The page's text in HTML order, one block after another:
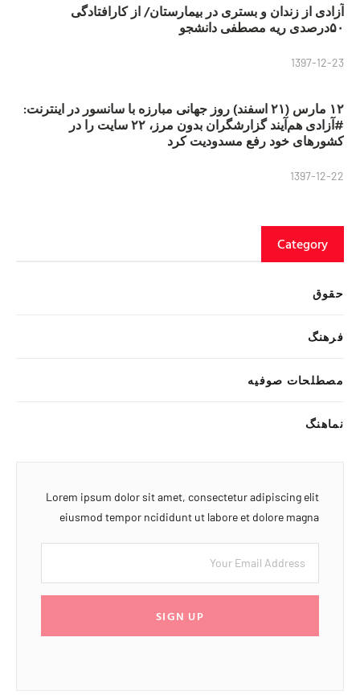
آزادی از زندان و بستری در بیمارستان/ از کارافتادگی
۵۰درصدی ریه مصطفی دانشجو
1397-12-23
۱۲ مارس (۲۱ اسفند) روز جهانی مبارزه با سانسور در اینترنت:
#آزادی هم‌آیند گزارشگران‌ بدون مرز، ۲۲ سایت را در
کشورهای خود رفع مسدودیت کرد
1397-12-22
Category
حقوق
فرهنگ
مصطلحات صوفیه
نماهنگ
Lorem ipsum dolor sit amet, consectetur adipiscing elit
eiusmod tempor ncididunt ut labore et dolore magna
SIGN UP